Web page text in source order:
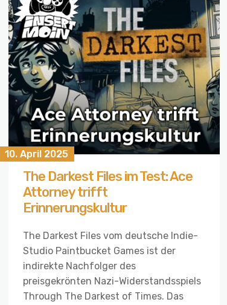
10. April 2025
The Darkest Files im Test: Ace
Attorney trifft
Erinnerungskultur
The Darkest Files vom deutsche Indie-
Studio Paintbucket Games ist der
indirekte Nachfolger des
preisgekrönten Nazi-Widerstandsspiels
Through The Darkest of Times. Das